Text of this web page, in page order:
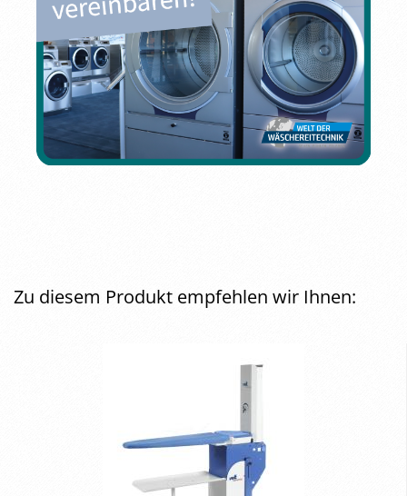
Zu diesem Produkt empfehlen wir Ihnen: